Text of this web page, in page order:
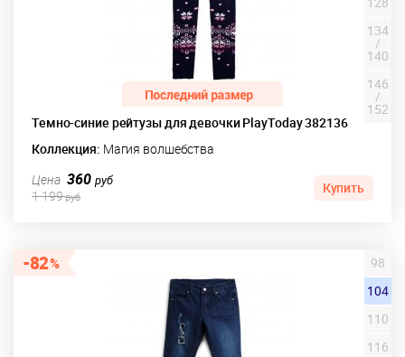
Темно-синие рейтузы для девочки PlayToday 382136
Коллекция: Магия волшебства
134
/
140
146
/
152
Цена 360руб
1 199руб
Купить
82
98
104
110
116